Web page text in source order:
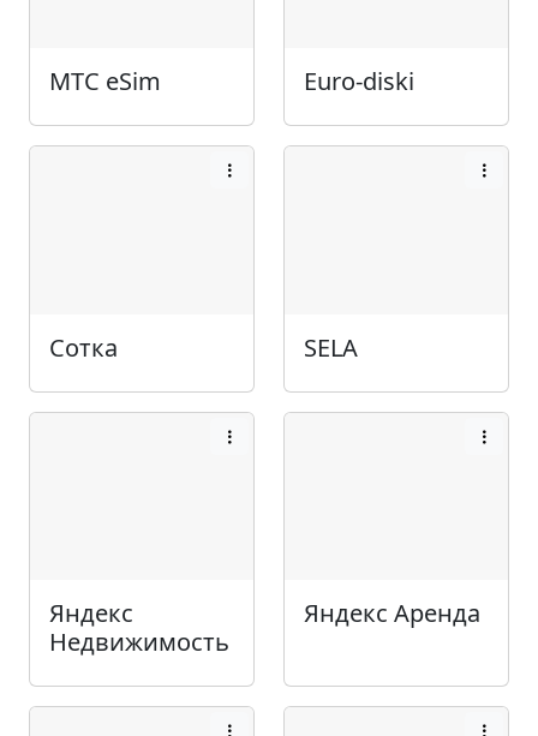
МТС eSim Euro-diski
Сотка SELA
Яндекс
Недвижимость
Яндекс Аренда